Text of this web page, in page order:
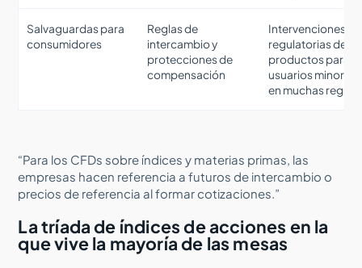
Salvaguardas para
consumidores
Reglas de
intercambio y
protecciones de
compensación
Intervenciones
regulatorias de
productos para
usuarios
en muchas
“Para los CFDs sobre índices y materias primas, las
empresas hacen referencia a futuros de intercambio o
precios de referencia al formar cotizaciones.”
La tríada de índices de acciones en la
que vive la mayoría de las mesas